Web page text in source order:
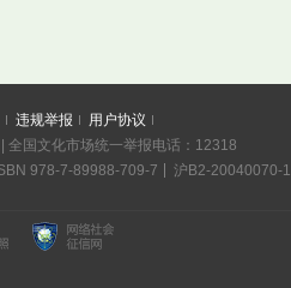
违规举报 用户协议
全国文化市场统一举报电话：12318
978-7-89988-709-7 沪B2-20040070-1